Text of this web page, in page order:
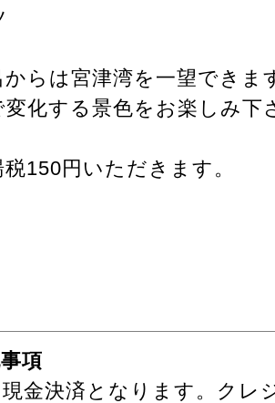
らは宮津湾を一望できま
変化する景色をお楽しみ下
150円いただきます。
項
金決済となります。クレ